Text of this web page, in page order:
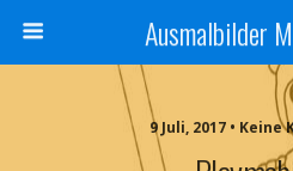
Ausmalbilder
9 Juli, 2017 •